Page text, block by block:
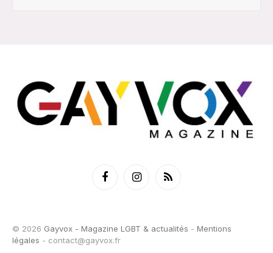
FacebookInstagramRSS
© 2026 Gayvox - Magazine LGBT & actualités - Mentions
légales - contact@gayvox.fr